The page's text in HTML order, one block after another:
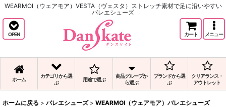
WEARMOI（ウェアモア）VESTA（ヴェスタ）ストレッチ素材で足に沿いやすい
バレエシューズ
OPEN カート メニュー
ホーム
カテゴリから選
ぶ
用途で選ぶ
商品グループか
ら選ぶ
ブランドから選
ぶ
クリアランス・
アウトレット
ホームに戻る > バレエシューズ > WEARMOI（ウェアモア）バレエシューズ